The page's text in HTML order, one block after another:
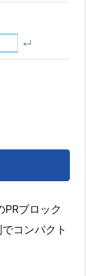
ブロック
コンパクト